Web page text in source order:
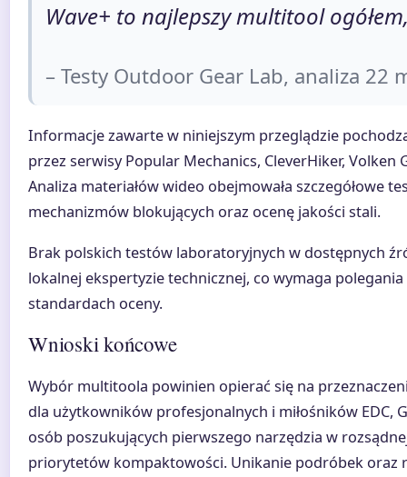
Wave+ to najlepszy multitool
– Testy Outdoor Gear Lab, analiza 22
Informacje zawarte w niniejszym przeglądzie
przez serwisy Popular Mechanics, CleverHiker, Volken
Analiza materiałów wideo obejmowała szczegółowe
mechanizmów blokujących oraz ocenę jakości stali.
Brak polskich testów laboratoryjnych w dostępnych
lokalnej ekspertyzie technicznej, co wymaga
standardach oceny.
Wnioski końcowe
Wybór multitoola powinien opierać się na
dla użytkowników profesjonalnych i miłośników EDC,
osób poszukujących pierwszego narzędzia w
priorytetów kompaktowości. Unikanie podróbek oraz